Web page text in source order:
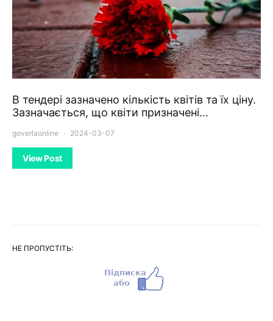
В тендері зазначено кількість квітів та їх ціну.
Зазначається, що квіти призначені…
goverlaonline 2024-03-07
View Post
НЕ ПРОПУСТІТЬ: